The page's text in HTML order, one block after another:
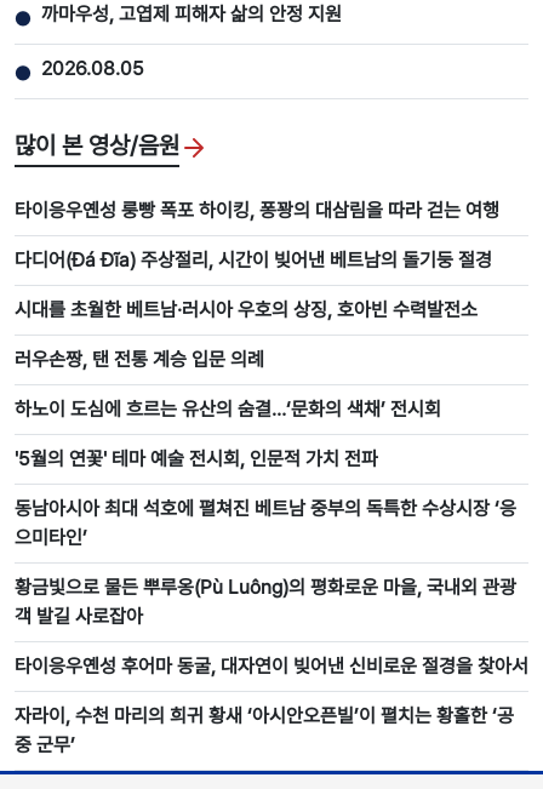
● 까마우성, 고엽제 피해자 삶의 안정 지원
● 2026.08.05
많이 본 영상/음원
타이응우옌성 룽빵 폭포 하이킹, 퐁꽝의 대삼림을 따라 걷는 여행
다디어(Đá Đĩa) 주상절리, 시간이 빚어낸 베트남의 돌기둥 절경
시대를 초월한 베트남·러시아 우호의 상징, 호아빈 수력발전소
러우손짱, 탠 전통 계승 입문 의례
하노이 도심에 흐르는 유산의 숨결…‘문화의 색채’ 전시회
'5월의 연꽃' 테마 예술 전시회, 인문적 가치 전파
동남아시아 최대 석호에 펼쳐진 베트남 중부의 독특한 수상시장 ‘응
으미타인’
황금빛으로 물든 뿌루옹(Pù Luông)의 평화로운 마을, 국내외 관광
객 발길 사로잡아
타이응우옌성 후어마 동굴, 대자연이 빚어낸 신비로운 절경을 찾아서
자라이, 수천 마리의 희귀 황새 ‘아시안오픈빌’이 펼치는 황홀한 ‘공
중 군무’